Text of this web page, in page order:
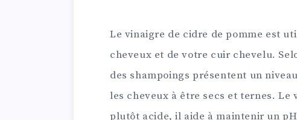
Le vinaigre de cidre de pomme est
cheveux et de votre cuir chevelu.
des shampoings présentent un
les cheveux à être secs et ternes. Le
plutôt acide, il aide à maintenir un